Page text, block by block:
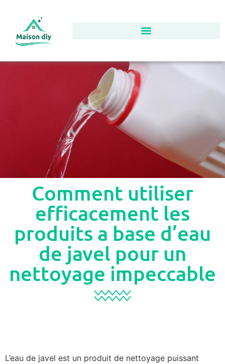
Comment utiliser
efficacement les
produits a base d’eau
de javel pour un
nettoyage impeccable
L’eau de javel est un produit de nettoyage puissant